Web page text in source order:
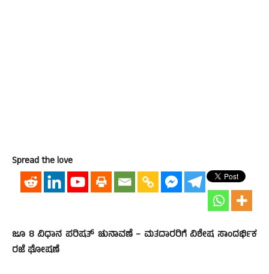
Spread the love
ಜೂ 8 ವಿಧಾನ ಪರಿಷತ್ ಚುನಾವಣೆ – ಮತದಾರರಿಗೆ ವಿಶೇಷ ಸಾಂದರ್ಭಿಕ
ರಜೆ ಘೋಷಣೆ